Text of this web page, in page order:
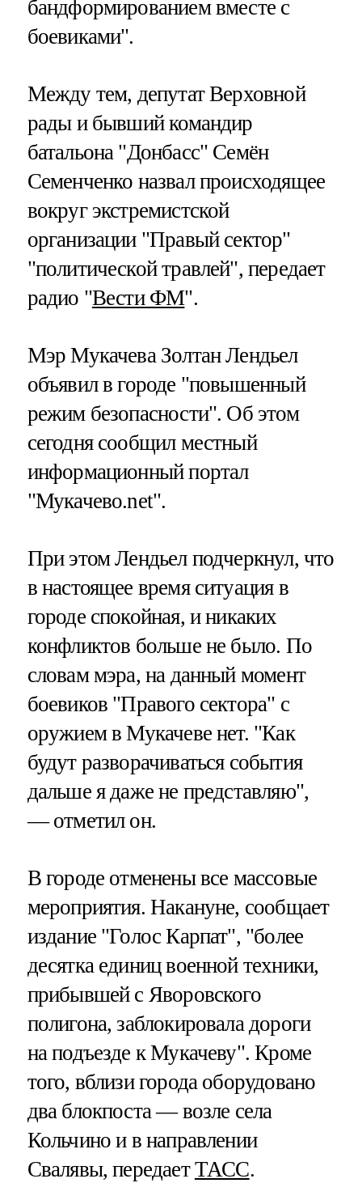
бандформированием вместе с
боевиками".
Между тем, депутат Верховной
рады и бывший командир
батальона "Донбасс" Семён
Семенченко назвал происходящее
вокруг экстремистской
организации "Правый сектор"
"политической травлей", передает
радио "Вести ФМ".
Мэр Мукачева Золтан Лендьел
объявил в городе "повышенный
режим безопасности". Об этом
сегодня сообщил местный
информационный портал
"Мукачево.net".
При этом Лендьел подчеркнул, что
в настоящее время ситуация в
городе спокойная, и никаких
конфликтов больше не было. По
словам мэра, на данный момент
боевиков "Правого сектора" с
оружием в Мукачеве нет. "Как
будут разворачиваться события
дальше я даже не представляю",
— отметил он.
В городе отменены все массовые
мероприятия. Накануне, сообщает
издание "Голос Карпат", "более
десятка единиц военной техники,
прибывшей с Яворовского
полигона, заблокировала дороги
на подъезде к Мукачеву". Кроме
того, вблизи города оборудовано
два блокпоста — возле села
Кольчино и в направлении
Свалявы, передаетТАСС.